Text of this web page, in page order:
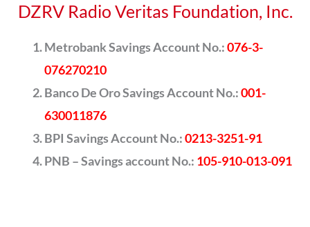
DZRV Radio Veritas Foundation, Inc.
Metrobank Savings Account No.:076-3-
076270210
Banco De Oro Savings Account No.:001-
630011876
BPI Savings Account No.:0213-3251-91
PNB – Savings account No.: 105-910-013-091